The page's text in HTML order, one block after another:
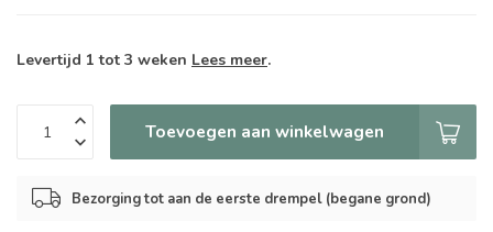
Levertijd 1 tot 3 weken Lees meer.
Toevoegen aan winkelwagen
Bezorging tot aan de eerste drempel (begane grond)